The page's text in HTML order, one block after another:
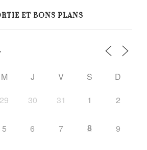
ET BONS PLANS
M J V S
D
29 30 31 1 2
5 6 7 8 9